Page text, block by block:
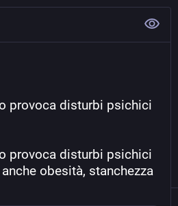
provoca disturbi psichici
provoca disturbi psichici
obesità, stanchezza